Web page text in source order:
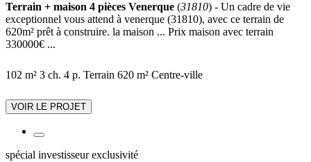
Terrain + maison 4 pièces Venerque (31810) - Un cadre de vie
exceptionnel vous attend à venerque (31810), avec ce terrain de
620m² prêt à construire. la maison ... Prix maison avec terrain
330000€ ...
102 m² 3 ch. 4 p. Terrain 620 m² Centre-ville
VOIR LE PROJET
spécial investisseur exclusivité